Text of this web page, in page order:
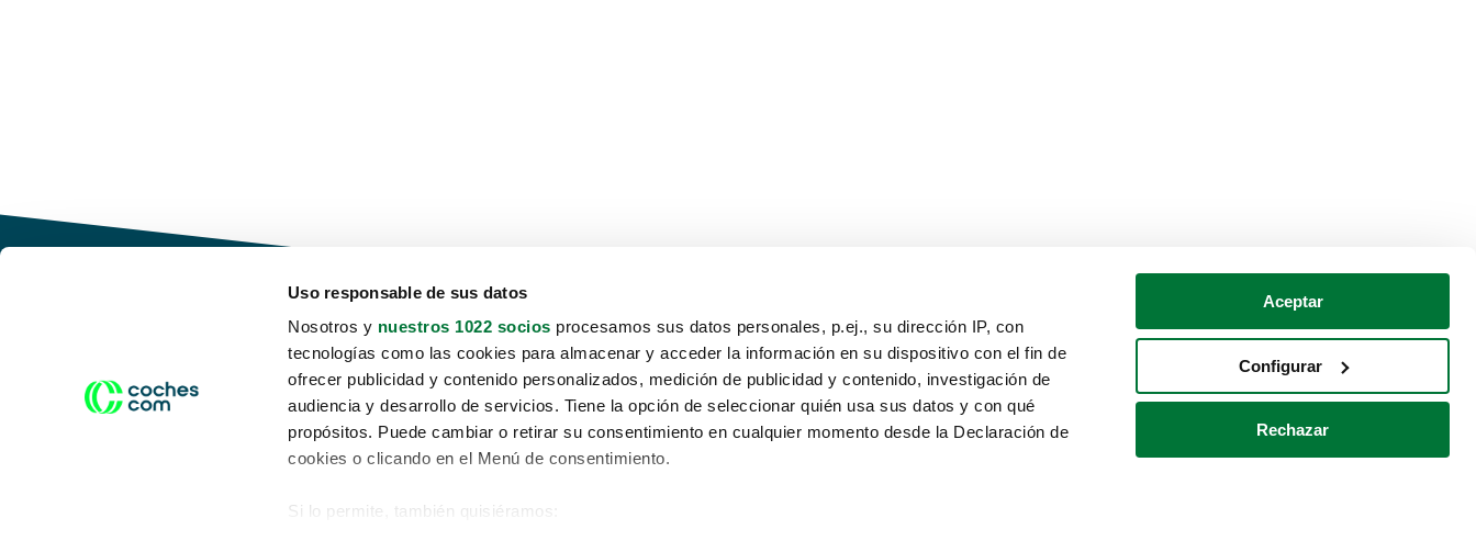
Uso responsable de sus datos
Nosotros y nuestros 1022 socios procesamos sus datos personales, p.ej., su dirección IP, con
tecnologías como las cookies para almacenar y acceder la información en su dispositivo con el fin de
ofrecer publicidad y contenido personalizados, medición de publicidad y contenido, investigación de
audiencia y desarrollo de servicios. Tiene la opción de seleccionar quién usa sus datos y con qué
propósitos. Puede cambiar o retirar su consentimiento en cualquier momento desde la Declaración de
cookies o clicando en el Menú de consentimiento.
Si lo permite, también quisiéramos:
Aceptar
Configurar
Rechazar
Conduce tu futuro,
desata tu movilidad